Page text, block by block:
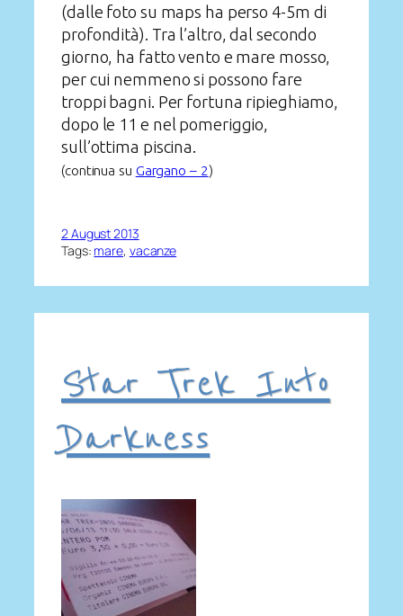
(dalle foto su maps ha perso 4-5m di
profondità). Tra l’altro, dal secondo
giorno, ha fatto vento e mare mosso,
per cui nemmeno si possono fare
troppi bagni. Per fortuna ripieghiamo,
dopo le 11 e nel pomeriggio,
sull’ottima piscina.
(continua su Gargano – 2)
2 August 2013
Tags: mare, vacanze
Star Trek Into
Darkness